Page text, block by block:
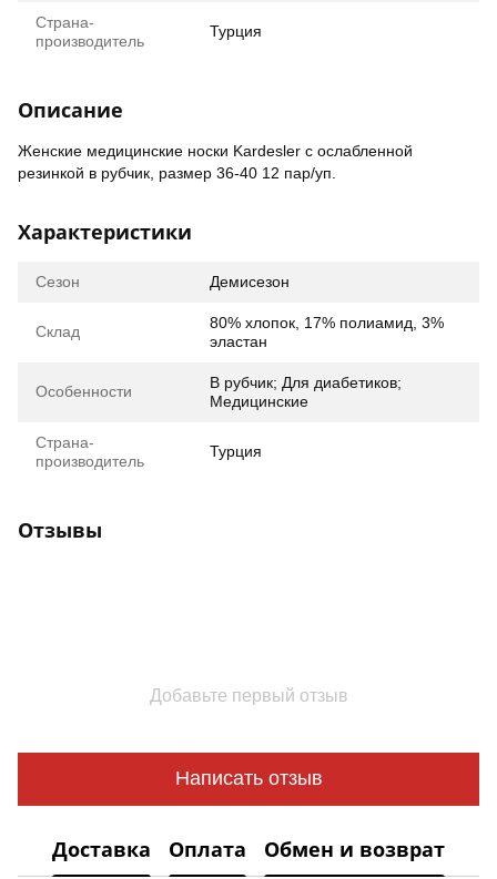
Страна-
производитель
Турция
Описание
Женские медицинские носки Kardesler с ослабленной
резинкой в рубчик, размер 36-40 12 пар/уп.
Характеристики
Сезон Демисезон
Склад
80% хлопок, 17% полиамид, 3%
эластан
Особенности
В рубчик; Для диабетиков;
Медицинские
Страна-
производитель
Турция
Отзывы
Добавьте первый отзыв
Написать отзыв
Доставка Оплата Обмен и возврат